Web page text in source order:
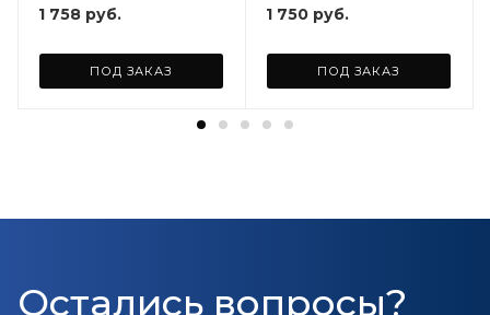
1 758 руб.
ПОД ЗАКАЗ
1 750 руб.
ПОД ЗАКАЗ
Остались вопросы?